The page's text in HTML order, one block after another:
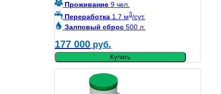
Проживание 9 чел.
Переработка 1.7 м3/сут.
Залповый сброс 500 л.
177 000 руб.
Купить